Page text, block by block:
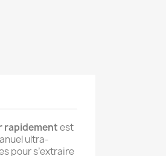
rapidementest
ultra-
pour s’extraire